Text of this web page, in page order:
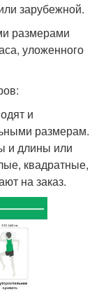
зарубежной.
размерами
уложенного
и
размерам.
и длины или
квадратные,
на заказ.